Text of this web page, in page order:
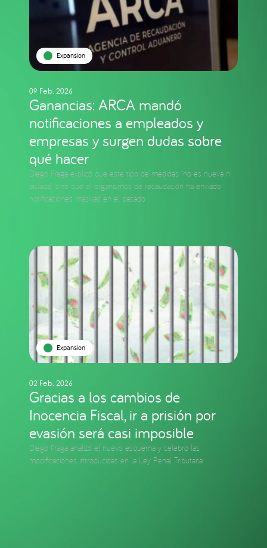
Expansion
09 Feb. 2026
Ganancias: ARCA mandó
notificaciones a empleados y
empresas y surgen dudas sobre
qué hacer
Diego Fraga explicó que este tipo de medidas “no es nueva ni
aislada”, sino que el organismos de recaudación ha enviado
notificaciones masivas en el pasado
Expansion
02 Feb. 2026
Gracias a los cambios de
Inocencia Fiscal, ir a prisión por
evasión será casi imposible
Diego Fraga analizó el nuevo esquema y celebró las
modificaciones introducidas en la Ley Penal Tributaria